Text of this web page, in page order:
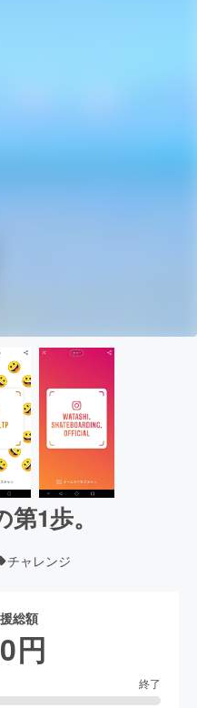
1歩。
チャレンジ
総額
円
終了